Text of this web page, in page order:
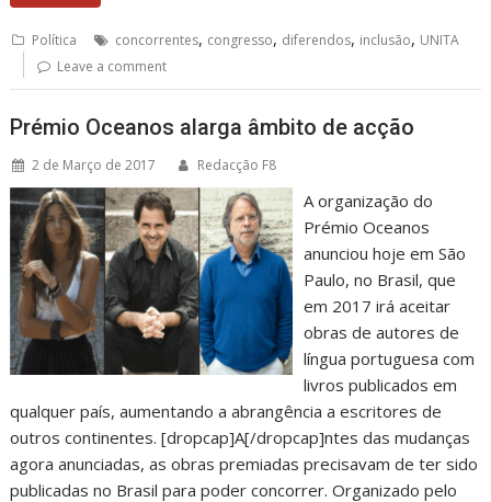
Política concorrentes, congresso, diferendos, inclusão, UNITA
Leave a comment
Prémio Oceanos alarga âmbito de acção
2 de Março de 2017 Redacção F8
A organização do
Prémio Oceanos
anunciou hoje em São
Paulo, no Brasil, que
em 2017 irá aceitar
obras de autores de
língua portuguesa com
livros publicados em
qualquer país, aumentando a abrangência a escritores de
outros continentes. [dropcap]A[/dropcap]ntes das mudanças
agora anunciadas, as obras premiadas precisavam de ter sido
publicadas no Brasil para poder concorrer. Organizado pelo